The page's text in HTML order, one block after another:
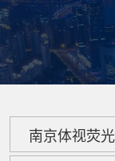
南京体视荧